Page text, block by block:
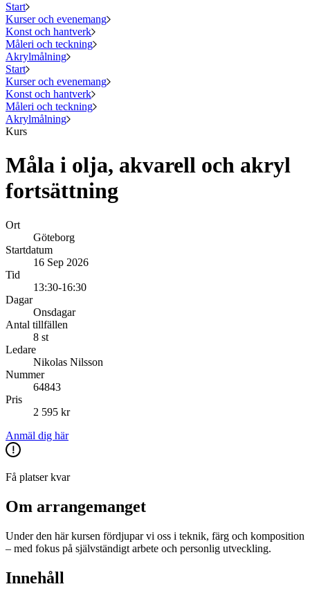
Start
Kurser och evenemang
Konst och hantverk
Måleri och teckning
Akrylmålning
Start
Kurser och evenemang
Konst och hantverk
Måleri och teckning
Akrylmålning
Kurs
Måla i olja, akvarell och akryl
fortsättning
Ort
Göteborg
Startdatum
16 Sep 2026
Tid
13:30-16:30
Dagar
Onsdagar
Antal tillfällen
8 st
Ledare
Nikolas Nilsson
Nummer
64843
Pris
2 595 kr
Anmäl dig här
Få platser kvar
Om arrangemanget
Under den här kursen fördjupar vi oss i teknik, färg och komposition
– med fokus på självständigt arbete och personlig utveckling.
Innehåll